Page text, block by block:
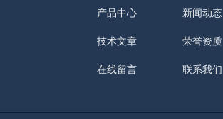
产品中心 新闻动态
技术文章 荣誉资质
在线留言 联系我们